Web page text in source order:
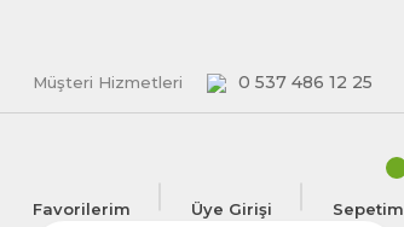
Müşteri Hizmetleri 0 537 486 12 25
Favorilerim Üye Girişi Sepetim